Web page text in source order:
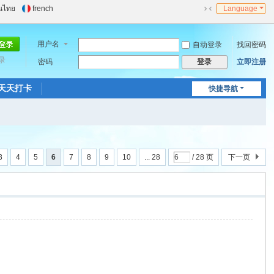
ไทย french
到
窄
版
Language
用户名 自动登录
找回密码
密码
登录 立即注册
快捷导航
天打卡
4 5 6 7 8 9 10 ... 28 / 28 页 下一页